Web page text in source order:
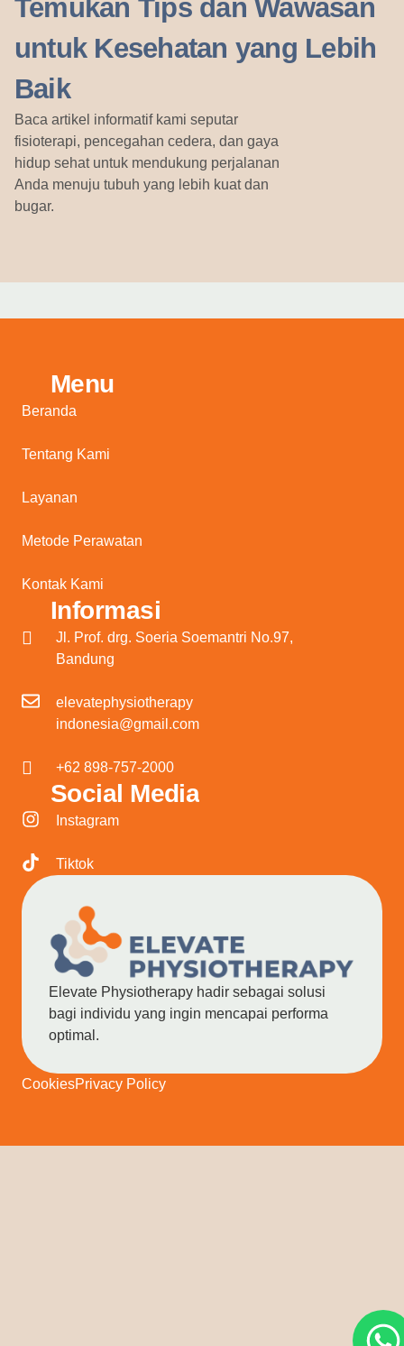
Temukan Tips dan Wawasan
untuk Kesehatan yang Lebih
Baik
Baca artikel informatif kami seputar
fisioterapi, pencegahan cedera, dan gaya
hidup sehat untuk mendukung perjalanan
Anda menuju tubuh yang lebih kuat dan
bugar.
Menu
Beranda
Tentang Kami
Layanan
Metode Perawatan
Kontak Kami
Informasi
Jl. Prof. drg. Soeria Soemantri No.97,
Bandung
elevatephysiotherapy
indonesia@gmail.com
+62 898-757-2000
Social Media
Instagram
Tiktok
Elevate Physiotherapy hadir sebagai solusi
bagi individu yang ingin mencapai performa
optimal.
CookiesPrivacy Policy